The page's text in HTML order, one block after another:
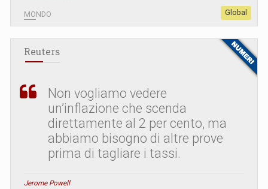
MONDO Global
Reuters
Non vogliamo vedere
un’inflazione che scenda
direttamente al 2 per cento, ma
abbiamo bisogno di altre prove
prima di tagliare i tassi.
Jerome Powell